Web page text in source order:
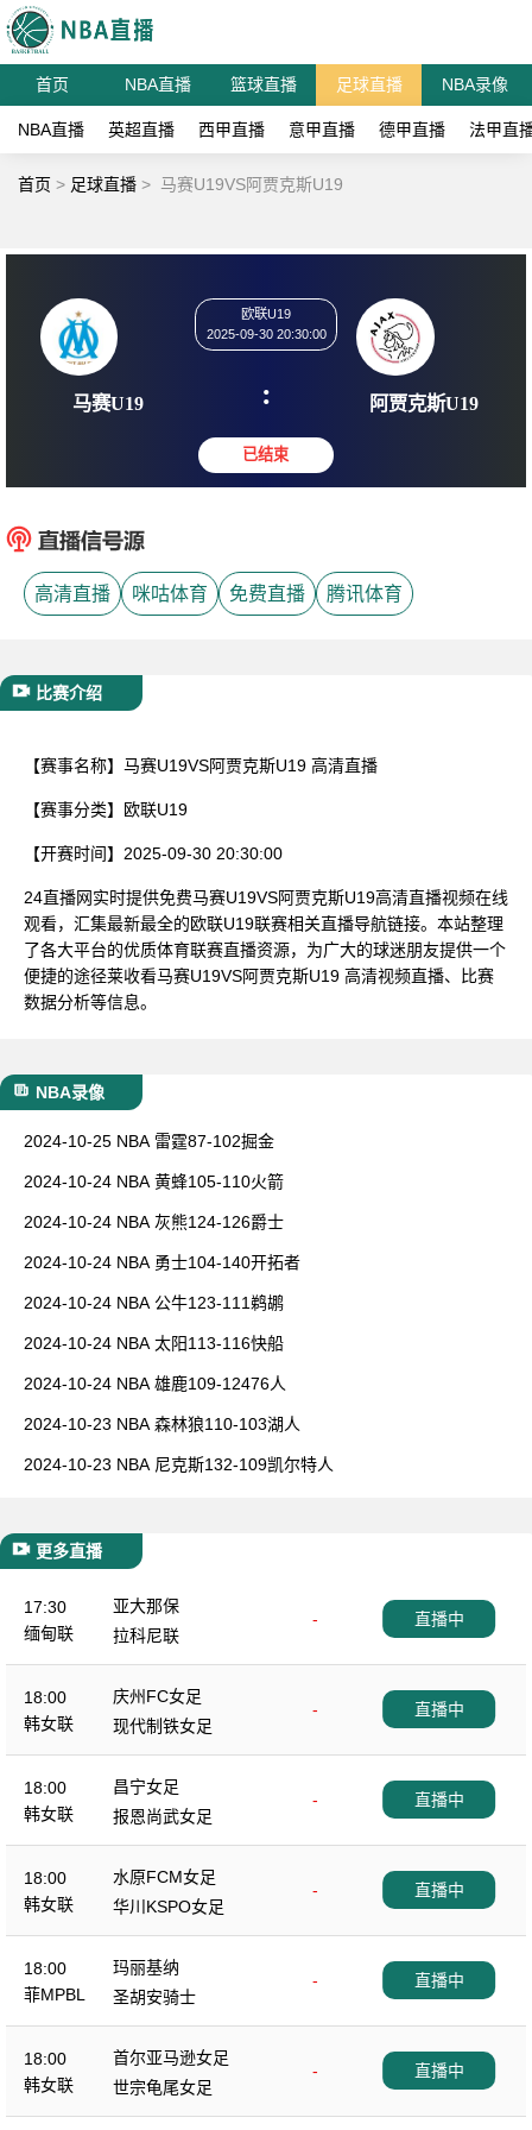
首页 NBA直播 篮球直播 足球直播 NBA录像
NBA直播 英超直播 西甲直播 意甲直播 德甲直播 法甲直
首页 > 足球直播 > 马赛U19VS阿贾克斯U19
马赛U19
2025-09-30 20:30:00
: 阿贾克
高清直播 咪咕体育 免费直播 腾讯体育
比赛介绍
【赛事名称】 马赛U19VS阿贾克斯U19 高清直播
【赛事分类】 欧联U19
【开赛时间】 2025-09-30 20:30:00
24直播网实时提供免费马赛U19VS阿贾克斯U19高清直播视频在线
观看，汇集最新最全的欧联U19联赛相关直播导航链接。本站整理
了各大平台的优质体育联赛直播资源，为广大的球迷朋友提供一个
便捷的途径莱收看马赛U19VS阿贾克斯U19 高清视频直播、比赛
数据分析等信息。
NBA录像
2024-10-25 NBA 雷霆87-102掘金
2024-10-24 NBA 黄蜂105-110火箭
2024-10-24 NBA 灰熊124-126爵士
2024-10-24 NBA 勇士104-140开拓者
2024-10-24 NBA 公牛123-111鹈鹕
2024-10-24 NBA 太阳113-116快船
2024-10-24 NBA 雄鹿109-12476人
2024-10-23 NBA 森林狼110-103湖人
2024-10-23 NBA 尼克斯132-109凯尔特人
更多直播
17:30
缅甸联
亚大那保
-
拉科尼联
直播中
18:00
韩女联
庆州FC女足
-
现代制铁女足
直播中
18:00
韩女联
昌宁女足
-
报恩尚武女足
直播中
18:00
韩女联
水原FCM女足
-
华川KSPO女足
直播中
18:00
菲MPBL
玛丽基纳
-
圣胡安骑士
直播中
18:00
韩女联
首尔亚马逊女足
-
世宗龟尾女足
直播中